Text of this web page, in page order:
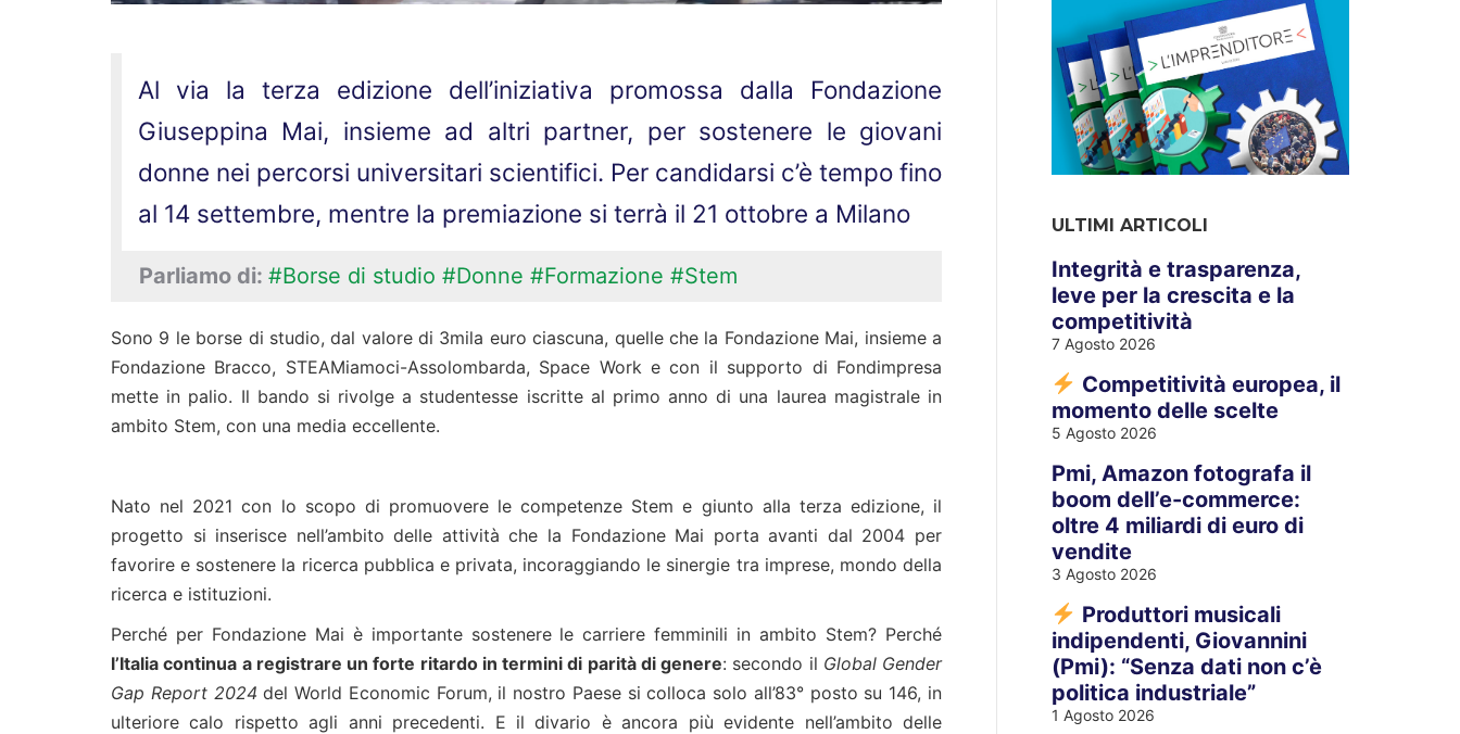
Al via la terza edizione dell’iniziativa promossa dalla Fondazione
Giuseppina Mai, insieme ad altri partner, per sostenere le giovani
donne nei percorsi universitari scientifici. Per candidarsi c’è tempo fino
al 14 settembre, mentre la premiazione si terrà il 21 ottobre a Milano
Parliamo di: #Borse di studio #Donne #Formazione #Stem
Sono 9 le borse di studio, dal valore di 3mila euro ciascuna, quelle che la Fondazione Mai, insieme a
Fondazione Bracco, STEAMiamoci-Assolombarda, Space Work e con il supporto di Fondimpresa
mette in palio. Il bando si rivolge a studentesse iscritte al primo anno di una laurea magistrale in
ambito Stem, con una media eccellente.
Nato nel 2021 con lo scopo di promuovere le competenze Stem e giunto alla terza edizione, il
progetto si inserisce nell’ambito delle attività che la Fondazione Mai porta avanti dal 2004 per
favorire e sostenere la ricerca pubblica e privata, incoraggiando le sinergie tra imprese, mondo della
ricerca e istituzioni.
Perché per Fondazione Mai è importante sostenere le carriere femminili in ambito Stem? Perché
l’Italia continua a registrare un forte ritardo in termini di parità di genere: secondo il Global Gender
Gap Report 2024 del World Economic Forum, il nostro Paese si colloca solo all’83° posto su 146, in
ulteriore calo rispetto agli anni precedenti. E il divario è ancora più evidente nell’ambito delle
ULTIMI ARTICOLI
Integrità e trasparenza,
leve per la crescita e la
competitività
7 Agosto 2026
Competitività europea, il
momento delle scelte
5 Agosto 2026
Pmi, Amazon fotografa il
boom dell’e-commerce:
oltre 4 miliardi di euro di
vendite
3 Agosto 2026
Produttori musicali
indipendenti, Giovannini
(Pmi): “Senza dati non c’è
politica industriale”
1 Agosto 2026